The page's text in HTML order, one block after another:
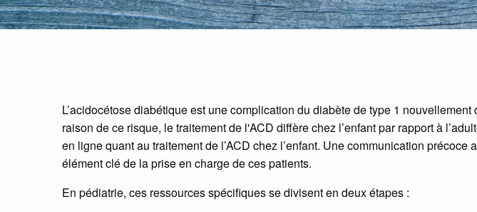
L’acidocétose diabétique est une complication du diabète de type 1
raison de ce risque, le traitement de l'ACD diffère chez l’enfant par rapport à
en ligne quant au traitement de l’ACD chez l’enfant. Une communication
élément clé de la prise en charge de ces patients.
En pédiatrie, ces ressources spécifiques se divisent en deux étapes :